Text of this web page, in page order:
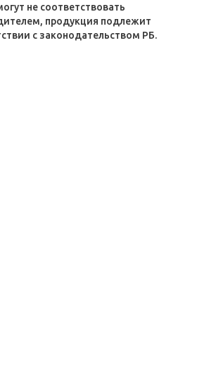
не соответствовать
продукция подлежит
с законодательством РБ.